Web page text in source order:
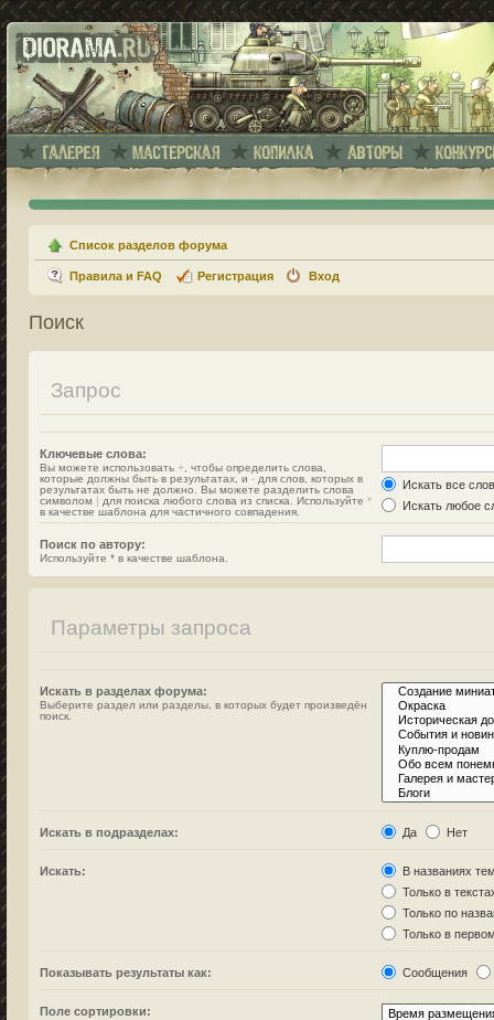
Список разделов форума
Правила и FAQ Регистрация Вход
Поиск
Запрос
Ключевые слова:
Вы можете использовать + , чтобы определить слова,
которые должны быть в результатах, и - для слов, которых в
результатах быть не должно. Вы можете разделить слова
символом | для поиска любого слова из списка. Используйте *
в качестве шаблона для частичного совпадения.
Искать все
Искать любое
Поиск по автору:
Используйте * в качестве шаблона.
Параметры запроса
Искать в разделах форума:
Выберите раздел или разделы, в которых будет произведён
поиск.
Искать в подразделах: Да Нет
Искать:
В названиях
Только в
Только по
Только в
Показывать результаты как: Сообщения
Поле сортировки: